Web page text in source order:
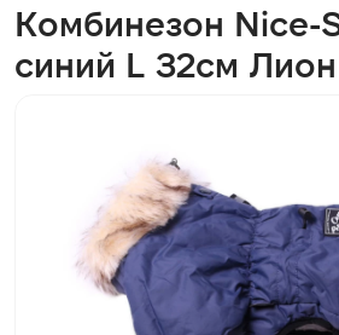
Комбинезон Nice-
синий L 32см Лион